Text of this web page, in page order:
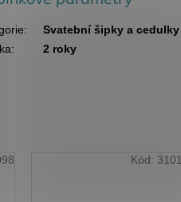
Kód: 3101
:
Svatební šipky a cedulky
: 2 roky